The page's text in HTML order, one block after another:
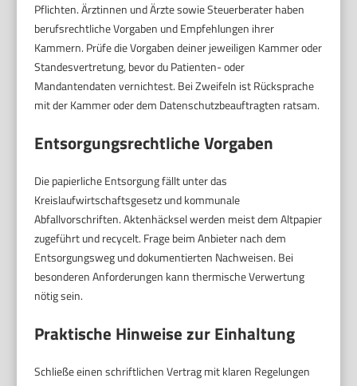
Pflichten. Ärztinnen und Ärzte sowie Steuerberater haben
berufsrechtliche Vorgaben und Empfehlungen ihrer
Kammern. Prüfe die Vorgaben deiner jeweiligen Kammer oder
Standesvertretung, bevor du Patienten- oder
Mandantendaten vernichtest. Bei Zweifeln ist Rücksprache
mit der Kammer oder dem Datenschutzbeauftragten ratsam.
Entsorgungsrechtliche Vorgaben
Die papierliche Entsorgung fällt unter das
Kreislaufwirtschaftsgesetz und kommunale
Abfallvorschriften. Aktenhäcksel werden meist dem Altpapier
zugeführt und recycelt. Frage beim Anbieter nach dem
Entsorgungsweg und dokumentierten Nachweisen. Bei
besonderen Anforderungen kann thermische Verwertung
nötig sein.
Praktische Hinweise zur Einhaltung
Schließe einen schriftlichen Vertrag mit klaren Regelungen